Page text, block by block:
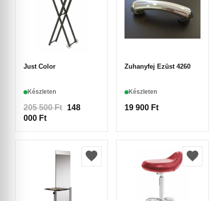
Just Color
Készleten
205 500Ft
148
000 Ft
Zuhanyfej Ezüst 4260
Készleten
19 900 Ft